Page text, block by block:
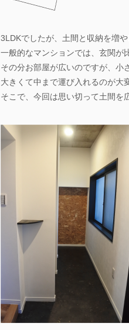
3LDKでしたが、土間と収納を増
一般的なマンションでは、玄関が
その分お部屋が広いのですが、小
大きくて中まで運び入れるのが大
そこで、今回は思い切って土間を